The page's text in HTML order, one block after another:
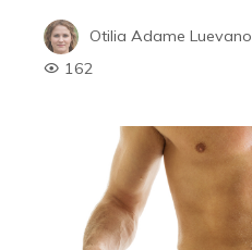
Otilia Adame Luevano
162